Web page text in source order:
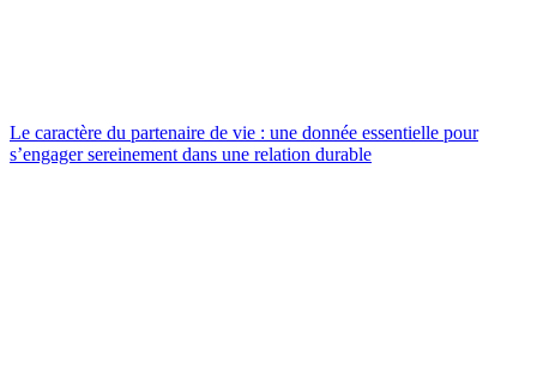
Le caractère du partenaire de vie : une donnée essentielle pour
s’engager sereinement dans une relation durable